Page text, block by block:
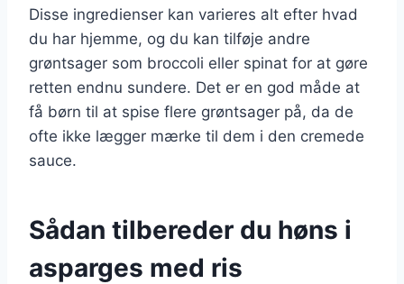
Disse ingredienser kan varieres alt efter hvad
du har hjemme, og du kan tilføje andre
grøntsager som broccoli eller spinat for at gøre
retten endnu sundere. Det er en god måde at
få børn til at spise flere grøntsager på, da de
ofte ikke lægger mærke til dem i den cremede
sauce.
Sådan tilbereder du høns i
asparges med ris